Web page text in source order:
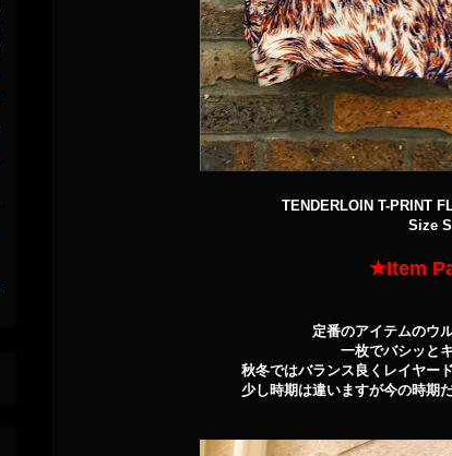
TENDERLOIN T-PRINT
Size
★Item
定番のアイテムのウ
一枚でバシッと
秋冬ではバランス良くレイヤー
少し時期は違いますが今の時期